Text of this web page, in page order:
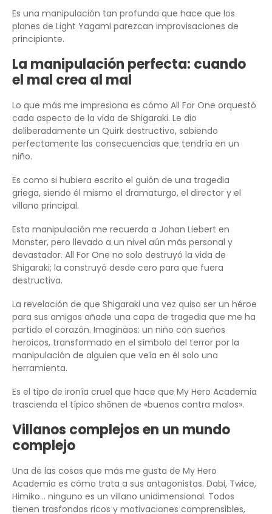
Es una manipulación tan profunda que hace que los
planes de Light Yagami parezcan improvisaciones de
principiante.
La manipulación perfecta: cuando
el mal crea al mal
Lo que más me impresiona es cómo All For One orquestó
cada aspecto de la vida de Shigaraki. Le dio
deliberadamente un Quirk destructivo, sabiendo
perfectamente las consecuencias que tendría en un
niño.
Es como si hubiera escrito el guión de una tragedia
griega, siendo él mismo el dramaturgo, el director y el
villano principal.
Esta manipulación me recuerda a Johan Liebert en
Monster, pero llevado a un nivel aún más personal y
devastador. All For One no solo destruyó la vida de
Shigaraki; la construyó desde cero para que fuera
destructiva.
La revelación de que Shigaraki una vez quiso ser un héroe
para sus amigos añade una capa de tragedia que me ha
partido el corazón. Imagináos: un niño con sueños
heroicos, transformado en el símbolo del terror por la
manipulación de alguien que veía en él solo una
herramienta.
Es el tipo de ironía cruel que hace que My Hero Academia
trascienda el típico shōnen de «buenos contra malos».
Villanos complejos en un mundo
complejo
Una de las cosas que más me gusta de My Hero
Academia es cómo trata a sus antagonistas. Dabi, Twice,
Himiko… ninguno es un villano unidimensional. Todos
tienen trasfondos ricos y motivaciones comprensibles,